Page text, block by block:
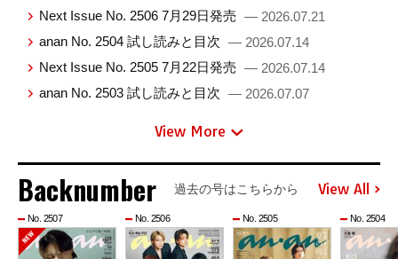
Next Issue No. 2506 7月29日発売 — 2026.07.21
anan No. 2504 試し読みと目次 — 2026.07.14
Next Issue No. 2505 7月22日発売 — 2026.07.14
anan No. 2503 試し読みと目次 — 2026.07.07
View More
Backnumber 過去の号はこちらから View All
No. 2507 No. 2506 No. 2505 No. 2504